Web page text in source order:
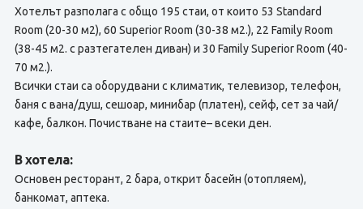
Хотелът разполага с общо 195 стаи, от които 53 Standard
Room (20-30 м2), 60 Superior Room (30-38 м2.), 22 Family Room
(38-45 м2. с разтегателен диван) и 30 Family Superior Room (40-
70 м2.).
Всички стаи са оборудвани с климатик, телевизор, телефон,
баня с вана/душ, сешоар, минибар (платен), сейф, сет за чай/
кафе, балкон. Почистване на стаите– всеки ден.
В хотела:
Основен ресторант, 2 бара, открит басейн (отопляем),
банкомат, аптека.